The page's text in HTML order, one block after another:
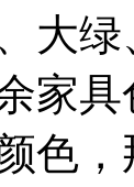
大
家
色